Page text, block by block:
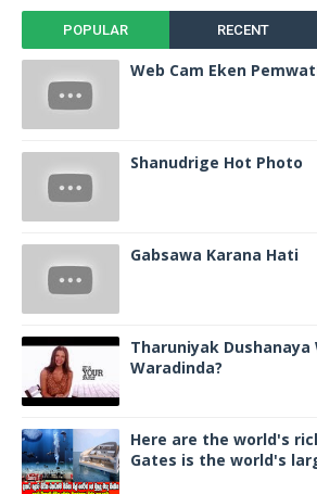
POPULAR RECENT
Web Cam Eken
Shanudrige Hot Photo
Gabsawa Karana Hati
Tharuniyak Dushanaya
Waradinda?
Here are the world's
Gates is the world's